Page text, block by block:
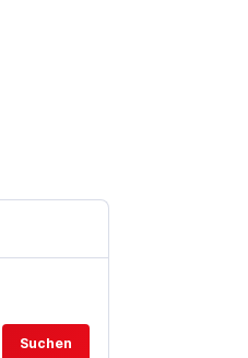
Suchen